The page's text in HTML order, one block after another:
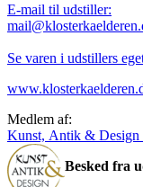
E-mail til udstiller:
Se varen i udstillers
Medlem af:
Kunst, Antik & Design
Besked fra